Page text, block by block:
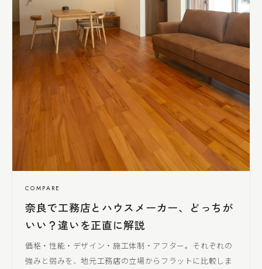
COMPARE
奈良で工務店とハウスメーカー、どっちが
いい？違いを正直に解説
価格・性能・デザイン・施工体制・アフター。それぞれの
強みと弱みを、地元工務店の立場からフラットに比較しま